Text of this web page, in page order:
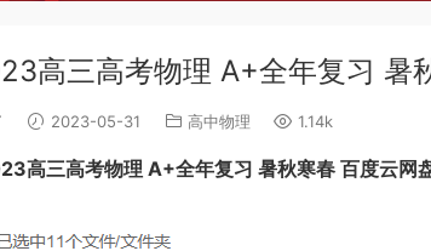
高三高考物理 A+全年复习 暑
2023-05-31 高中物理 1.14k
高三高考物理 A+全年复习 暑秋寒春 百度云网